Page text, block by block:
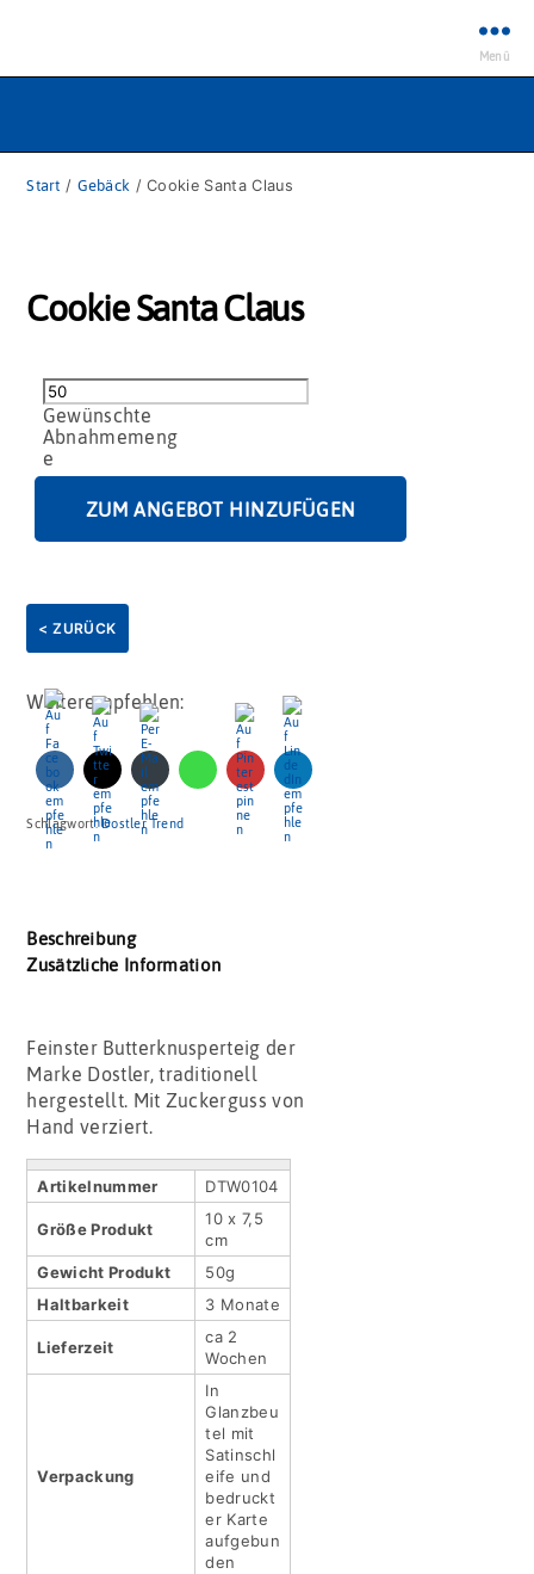
Menü
Start / Gebäck / Cookie Santa Claus
Cookie Santa Claus
Cookie
Santa
Claus
Menge
ZUM ANGEBOT HINZUFÜGEN
< ZURÜCK
Weiterempfehlen:
Schlagwort:Dostler Trend
Beschreibung
Zusätzliche Information
Feinster Butterknusperteig der
Marke Dostler, traditionell
hergestellt. Mit Zuckerguss von
Hand verziert.
Artikel­nummer DTW0104
Größe Produkt
10 x 7,5
cm
Gewicht Produkt
50g
Haltbar­keit
3 Monate
Lieferzeit
ca 2
Wochen
Verpackung
In
Glanzbeu
tel mit
Satinschl
eife und
bedruckt
er Karte
aufgebun
den